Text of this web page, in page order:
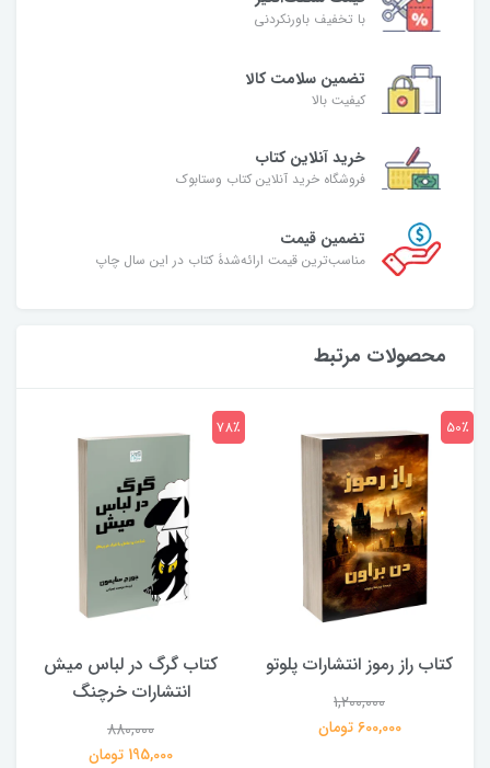
با تخفیف باورنکردنی
تضمین سلامت کالا
کیفیت بالا
خرید آنلاین کتاب
فروشگاه خرید آنلاین کتاب وستابوک
تضمین قیمت
مناسب‌ترین قیمت ارائه‌شدۀ کتاب در این سال چاپ
محصولات مرتبط
کتاب راز رموز انتشارات پلوتو
1,200,000
600,000 تومان
50٪
کتاب گرگ در لباس میش
انتشارات خرچنگ
880,000
195,000 تومان
78٪